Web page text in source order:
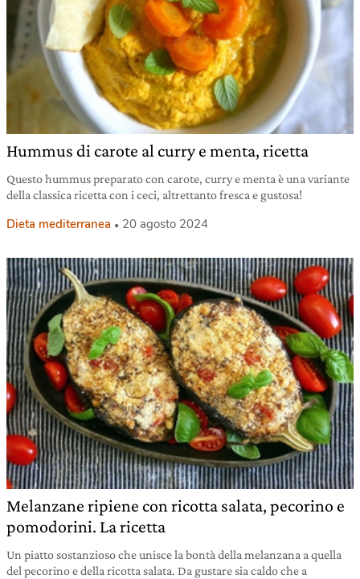
Hummus di carote al curry e menta, ricetta
Questo hummus preparato con carote, curry e menta è una variante
della classica ricetta con i ceci, altrettanto fresca e gustosa!
Dieta mediterranea 20 agosto 2024
Melanzane ripiene con ricotta salata, pecorino e
pomodorini. La ricetta
Un piatto sostanzioso che unisce la bontà della melanzana a quella
del pecorino e della ricotta salata. Da gustare sia caldo che a